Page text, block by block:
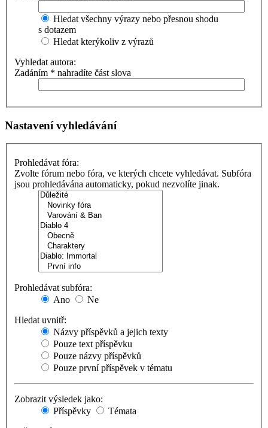
Hledat všechny výrazy nebo přesnou shodu
s dotazem
Hledat kterýkoliv z výrazů
Vyhledat autora:
Zadáním * nahradíte část slova
Nastavení vyhledávání
Prohledávat fóra:
Zvolte fórum nebo fóra, ve kterých chcete vyhledávat. Subfóra
jsou prohledávána automaticky, pokud nezvolíte jinak.
Prohledávat subfóra:
Ano
Ne
Hledat uvnitř:
Názvy příspěvků a jejich texty
Pouze text příspěvku
Pouze názvy příspěvků
Pouze první příspěvek v tématu
Zobrazit výsledek jako:
Příspěvky
Témata